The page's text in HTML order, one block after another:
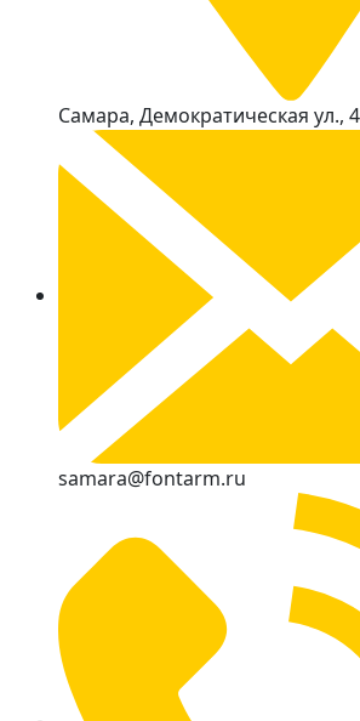
Самара, Демократическая ул.,
samara@fontarm.ru